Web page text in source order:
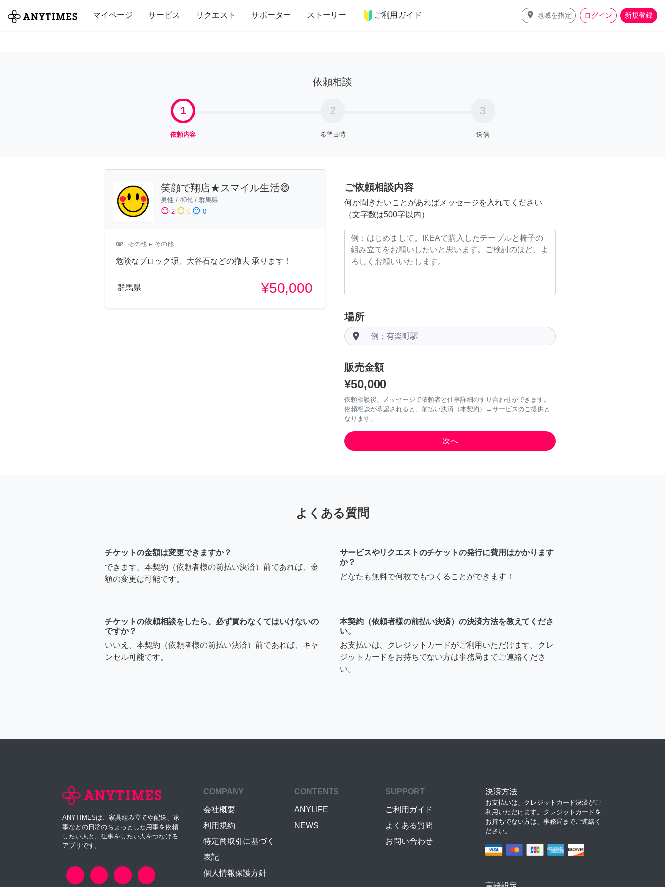
マイページ サービス リクエスト サポーター ストーリー ご利用ガイド place 地域を指定 ログイン 新規登録
全て 修理・組立 家事 引っ越し インテリア 趣味・習い事 ペット 料理
依頼相談
1
依頼内容
2
希望日時
3
送信
笑顔で翔店★スマイル生活😄
男性 / 40代 / 群馬県
sentiment_satisfied 2 sentiment_neutral 0 sentiment_dissatisfied 0
attachment その他 ▸ その他
危険なブロック塀、大谷石などの撤去 承ります！
群馬県 ¥50,000
ご依頼相談内容
何か聞きたいことがあればメッセージを入れてください
（文字数は500字以内）
場所
room
販売金額
¥50,000
依頼相談後、メッセージで依頼者と仕事詳細のすり合わせができます。
依頼相談が承認されると、前払い決済（本契約）→サービスのご提供と
なります。
よくある質問
チケットの金額は変更できますか？
できます。本契約（依頼者様の前払い決済）前であれば、金
額の変更は可能です。
サービスやリクエストのチケットの発行に費用はかかります
か？
どなたも無料で何枚でもつくることができます！
チケットの依頼相談をしたら、必ず買わなくてはいけないの
ですか？
いいえ。本契約（依頼者様の前払い決済）前であれば、キャ
ンセル可能です。
本契約（依頼者様の前払い決済）の決済方法を教えてくださ
い。
お支払いは、クレジットカードがご利用いただけます。クレ
ジットカードをお持ちでない方は事務局までご連絡くださ
い。
ANYTIMESは、家具組み立てや配送、家
事などの日常のちょっとした用事を依頼
したい人と、仕事をしたい人をつなげる
アプリです。
COMPANY
会社概要
利用規約
特定商取引に基づく
表記
個人情報保護方針
CONTENTS
ANYLIFE
NEWS
SUPPORT
ご利用ガイド
よくある質問
お問い合わせ
決済方法
お支払いは、クレジットカード決済がご
利用いただけます。クレジットカードを
お持ちでない方は、事務局までご連絡く
ださい。
言語設定